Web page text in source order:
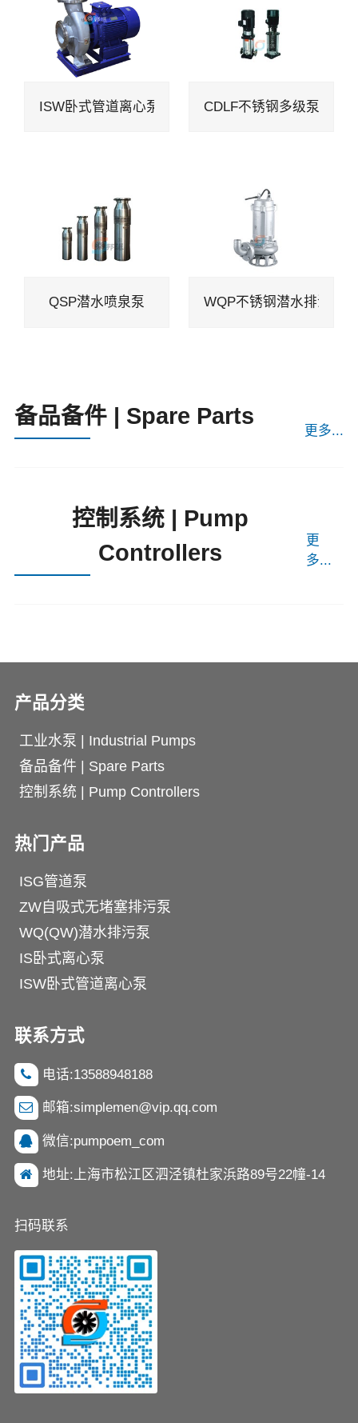
ISW卧式管道离心泵 CDLF不锈钢多级泵
QSP潜水喷泉泵 WQP不锈钢潜水排污泵
备品备件 | Spare Parts
更多...
控制系统 | Pump
Controllers
更
多...
产品分类
工业水泵 | Industrial Pumps
备品备件 | Spare Parts
控制系统 | Pump Controllers
热门产品
ISG管道泵
ZW自吸式无堵塞排污泵
WQ(QW)潜水排污泵
IS卧式离心泵
ISW卧式管道离心泵
联系方式
电话:13588948188
邮箱:simplemen@vip.qq.com
微信:pumpoem_com
地址:上海市松江区泗泾镇杜家浜路89号22幢-14
扫码联系